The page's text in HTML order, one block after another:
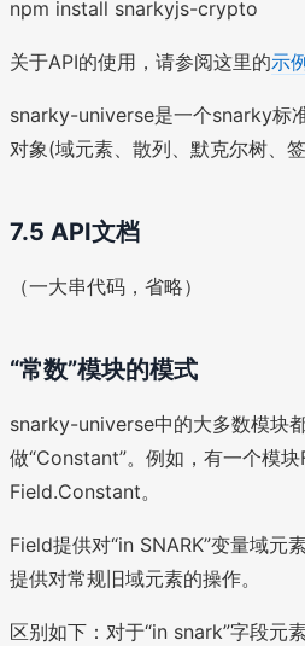
npm install snarkyjs-crypto
关于API的使用，请参阅这里的示
snarky-universe是一个snarky标
对象(域元素、散列、默克尔树、
7.5 API文档
（一大串代码，省略）
“常数”模块的模式
snarky-universe中的大多数模块
做“Constant”。例如，有一个模
Field.Constant。
Field提供对“in SNARK”变量域元
提供对常规旧域元素的操作。
区别如下：对于“in snark”字段元